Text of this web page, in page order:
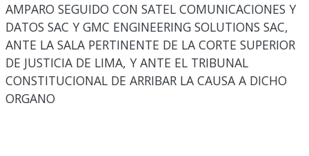
AMPARO SEGUIDO CON SATEL COMUNICACIONES Y
DATOS SAC Y GMC ENGINEERING SOLUTIONS SAC,
ANTE LA SALA PERTINENTE DE LA CORTE SUPERIOR
DE JUSTICIA DE LIMA, Y ANTE EL TRIBUNAL
CONSTITUCIONAL DE ARRIBAR LA CAUSA A DICHO
ORGANO